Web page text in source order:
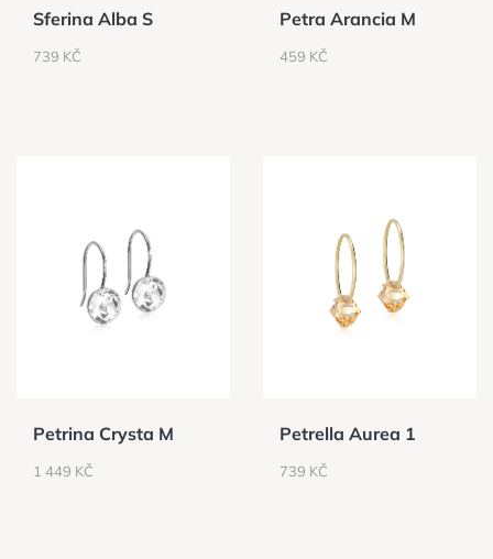
Sferina Alba S
CENA
739 KČ
Petra Arancia M
CENA
459 KČ
Petrina Crysta M
CENA
1 449 KČ
Petrella Aurea 1
CENA
739 KČ